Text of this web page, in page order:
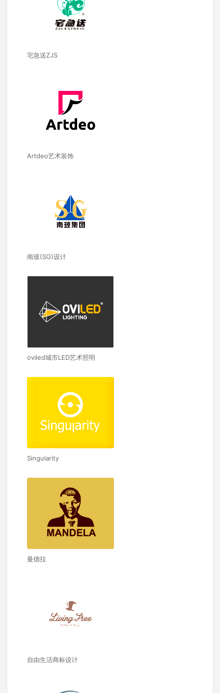
宅急送ZJS
Artdeo艺术装饰
南玻(SG)设计
oviled城市LED艺术照明
Singularity
曼德拉
自由生活商标设计